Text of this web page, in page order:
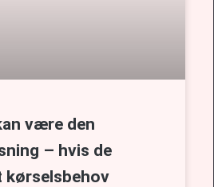
være den
– hvis de
kørselsbehov